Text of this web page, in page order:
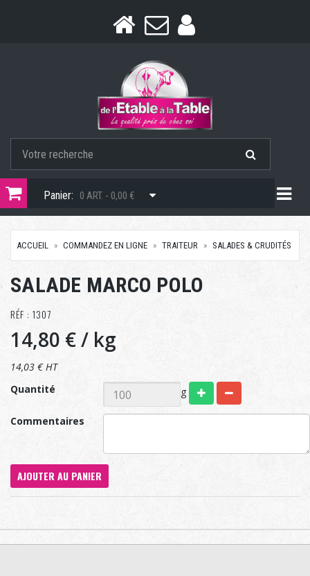
Panier: 0 ART. - 0,00 €
ACCUEIL COMMANDEZ EN LIGNE TRAITEUR SALADES & CRUDITÉS
SALADE MARCO POLO
RÉF : 1307
14,80 €/ kg
14,03 € HT
Quantité
g
Commentaires
AJOUTER AU PANIER